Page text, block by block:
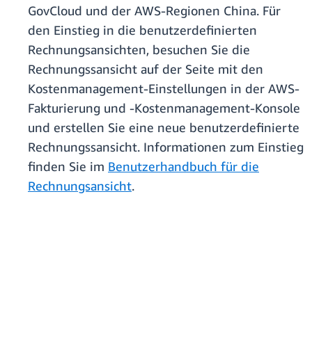
GovCloud und der AWS-Regionen China. Für
den Einstieg in die benutzerdefinierten
Rechnungsansichten, besuchen Sie die
Rechnungssansicht auf der Seite mit den
Kostenmanagement-Einstellungen in der AWS-
Fakturierung und -Kostenmanagement-Konsole
und erstellen Sie eine neue benutzerdefinierte
Rechnungssansicht. Informationen zum Einstieg
finden Sie im Benutzerhandbuch für die
Rechnungsansicht.